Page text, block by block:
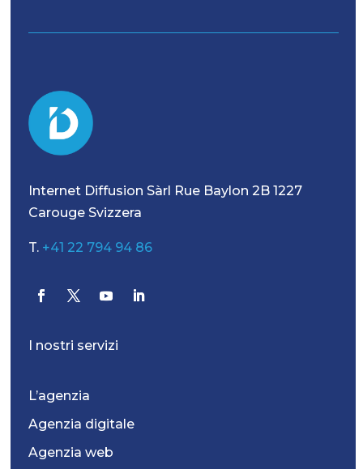
Internet Diffusion Sàrl Rue Baylon 2B 1227
Carouge Svizzera
T. +41 22 794 94 86
I nostri servizi
L’agenzia
Agenzia digitale
Agenzia web